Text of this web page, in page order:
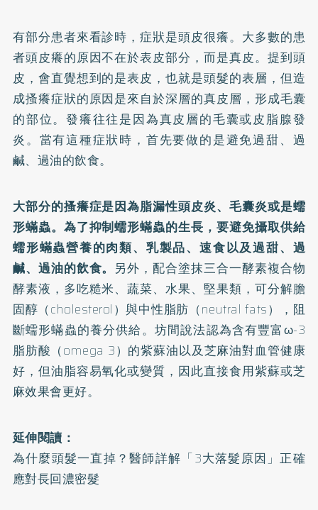
有部分患者來看診時，症狀是頭皮很癢。大多數的患
者頭皮癢的原因不在於表皮部分，而是真皮。提到頭
皮，會直覺想到的是表皮，也就是頭髮的表層，但造
成搔癢症狀的原因是來自於深層的真皮層，形成毛囊
的部位。發癢往往是因為真皮層的毛囊或皮脂腺發
炎。當有這種症狀時，首先要做的是避免過甜、過
鹹、過油的飲食。
大部分的搔癢症是因為脂漏性頭皮炎、毛囊炎或是蠕
形蟎蟲。為了抑制蠕形蟎蟲的生長，要避免攝取供給
蠕形蟎蟲營養的肉類、乳製品、速食以及過甜、過
鹹、過油的飲食。 另外，配合塗抹三合一酵素複合物
酵素液，多吃糙米、蔬菜、水果、堅果類，可分解膽
固醇（cholesterol）與中性脂肪（neutral fats），阻
斷蠕形蟎蟲的養分供給。坊間說法認為含有豐富ω-3
脂肪酸（omega 3）的紫蘇油以及芝麻油對血管健康
好，但油脂容易氧化或變質，因此直接食用紫蘇或芝
麻效果會更好。
延伸閱讀：
為什麼頭髮一直掉？醫師詳解「3大落髮原因」正確
應對長回濃密髮